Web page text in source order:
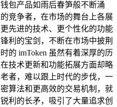
包产品如雨后春笋般不断涌
竞争者，在市场的舞台上各展
先进的技术、更个性化的功能
利的宝剑，不断在市场中披荆
的 imToken 虽然有着深厚的历
技术更新和功能拓展方面却略
者，难以跟上时代的步伐，一
算法和更高效的交易机制，就
利的长矛，吸引了大量追求创